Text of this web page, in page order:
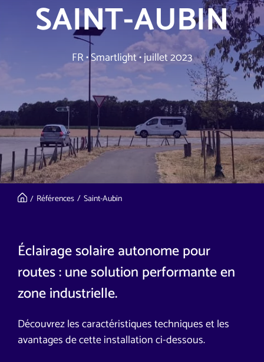
SAINT-AUBIN
FR•Smartlight•juillet 2023
Références Saint-Aubin
Éclairage solaire autonome pour
routes : une solution performante en
zone industrielle.
Découvrez les caractéristiques techniques et les
avantages de cette installation ci-dessous.